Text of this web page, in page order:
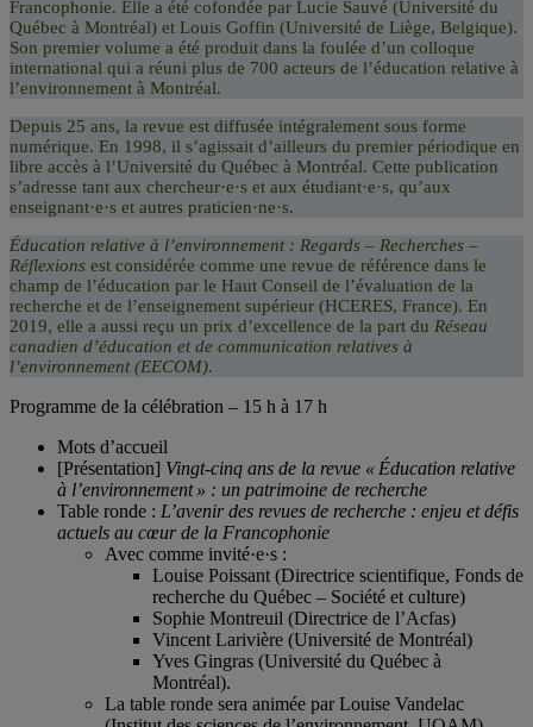
Francophonie. Elle a été cofondée par Lucie Sauvé (Université du
Québec à Montréal) et Louis Goffin (Université de Liège, Belgique).
Son premier volume a été produit dans la foulée d’un colloque
international qui a réuni plus de 700 acteurs de l’éducation relative à
l’environnement à Montréal.
Depuis 25 ans, la revue est diffusée intégralement sous forme
numérique. En 1998, il s’agissait d’ailleurs du premier périodique en
libre accès à l’Université du Québec à Montréal. Cette publication
s’adresse tant aux chercheur·e·s et aux étudiant·e·s, qu’aux
enseignant·e·s et autres praticien·ne·s.
Éducation relative à l’environnement : Regards – Recherches –
Réflexions est considérée comme une revue de référence dans le
champ de l’éducation par le Haut Conseil de l’évaluation de la
recherche et de l’enseignement supérieur (HCERES, France). En
2019, elle a aussi reçu un prix d’excellence de la part du Réseau
canadien d’éducation et de communication relatives à
l’environnement (EECOM).
Programme de la célébration – 15 h à 17 h
Mots d’accueil
[Présentation] Vingt-cinq ans de la revue « Éducation relative
à l’environnement » : un patrimoine de recherche
Table ronde : L’avenir des revues de recherche : enjeu et défis
actuels au cœur de la Francophonie
Avec comme invité·e·s :
Louise Poissant (Directrice scientifique, Fonds de
recherche du Québec – Société et culture)
Sophie Montreuil (Directrice de l’Acfas)
Vincent Larivière (Université de Montréal)
Yves Gingras (Université du Québec à
Montréal).
La table ronde sera animée par Louise Vandelac